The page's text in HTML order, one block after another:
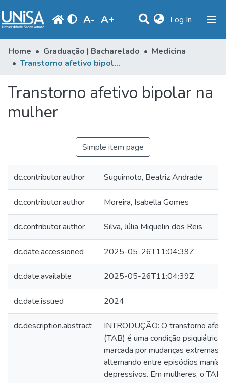
A- A+ Log In (current)
Communities & Collections
Browse
Produção Docente
Home Graduação | Bacharelado
Medicina
Transtorno afetivo bipolar na mulher
Transtorno afetivo bipolar na
mulher
Simple item page
dc.contributor.author Suguimoto, Beatriz Andrade
dc.contributor.author Moreira, Isabella Gomes
dc.contributor.author Silva, Júlia Miquelin dos Reis
dc.date.accessioned 2025-05-26T11:04:39Z
dc.date.available 2025-05-26T11:04:39Z
dc.date.issued 2024
dc.description.abstract
INTRODUÇÃO: O transtorno
(TAB) é uma condição psiquiátrica
marcada por mudanças extremas
alternando entre episódios
depressivos. Em mulheres, o TAB